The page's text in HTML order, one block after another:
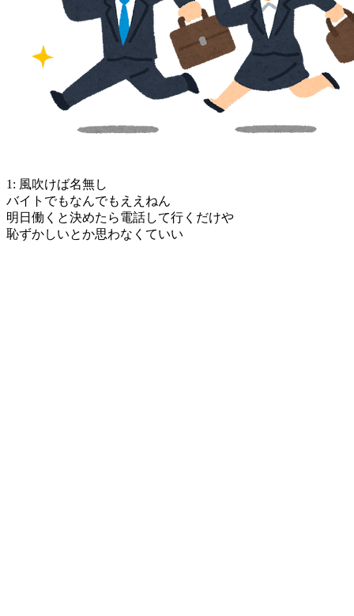
1: 風吹けば名無し
バイトでもなんでもええねん
明日働くと決めたら電話して行くだけや
恥ずかしいとか思わなくていい